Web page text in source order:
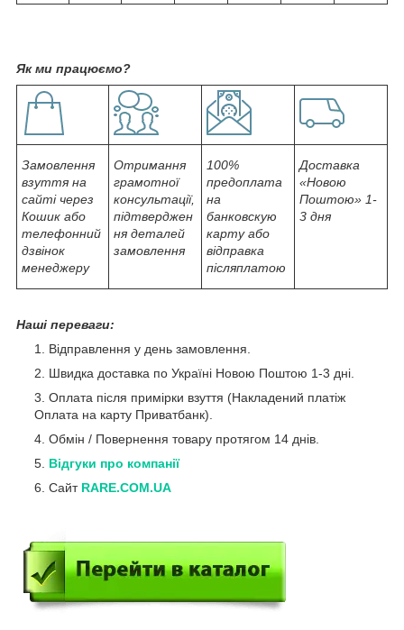
Як ми працюємо?
Замовлення
взуття на
сайті через
Кошик або
телефонний
дзвінок
менеджеру
Отримання
грамотної
консультації,
підтверджен
ня деталей
замовлення
100%
предоплата
на
банковскую
карту або
відправка
післяплатою
Доставка
«Новою
Поштою» 1-
3 дня
Наші переваги:
Відправлення у день замовлення.
Швидка доставка по Україні Новою Поштою 1-3 дні.
Оплата після примірки взуття (Накладений платіж
Оплата на карту Приватбанк).
Обмін / Повернення товару протягом 14 днів.
Відгуки про компанії
Сайт RARE.COM.UA